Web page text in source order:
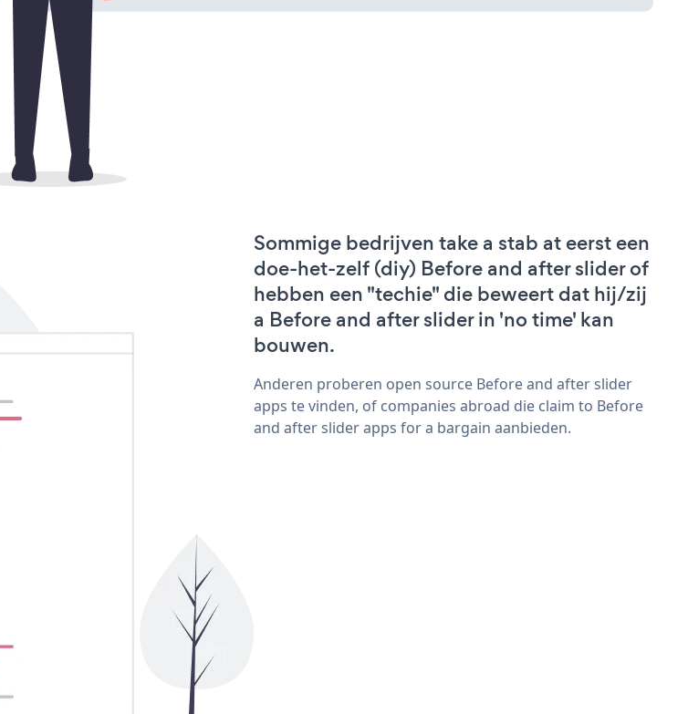
Sommige bedrijven take a stab at eerst een
doe-het-zelf (diy) Before and after slider of
hebben een "techie" die beweert dat hij/zij
a Before and after slider in 'no time' kan
bouwen.
Anderen proberen open source Before and after slider
apps te vinden, of companies abroad die claim to Before
and after slider apps for a bargain aanbieden.